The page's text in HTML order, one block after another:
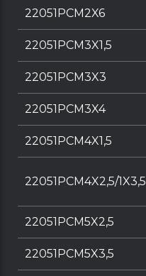
22051PCM2X6
22051PCM3X1,5
22051PCM3X3
22051PCM3X4
22051PCM4X1,5
22051PCM4X2,5/1X3,5
22051PCM5X2,5
22051PCM5X3,5